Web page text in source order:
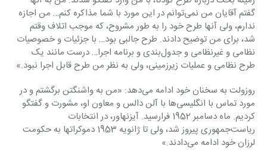
گفتم ‏آقایان من نمی‌توانم در این مورد با شما مذاکره کنم… من اجازه
ندارم، ولی آنها طرح خود را به طور ‏مشروح، که موجب اتلاف وقتم
شد، برای من توضیح دادند. طرح جالبی بود… با جزئیات و خصوصیات
‏نظامی و غیرنظامی و جدول‌بندی و برنامه اجرا… درست مانند یک
طرح نظامی و عملیات زیرزمینی، ولی ‏به نظر من طرح قابل اجرا نبود.»‏
روزولت به سخنان خود ادامه می‌دهد: «من به واشنگتن برگشتم و در
مورد تماس با انگلیسی‌ها با آلن ‏دالس و معاون او، مشورت و گفتگو
کردیم. ماه دسامبر 1952 فرارسید. آیزنهاور، در انتخابات
‏ریاست‌جمهوری پیروز شد، ولی تا ژانویه 1953 دموکراتها به حکومت
لرزان خود ادامه می‌دادند.»‏